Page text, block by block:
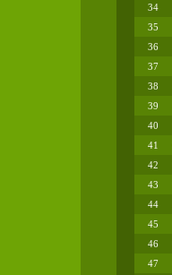
34
35
36
37
38
39
40
41
42
43
44
45
46
47